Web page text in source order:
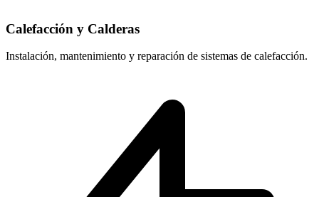
Calefacción y Calderas
Instalación, mantenimiento y reparación de sistemas de calefacción.